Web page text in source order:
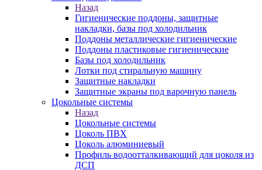
Назад
Гигиенические поддоны, защитные
накладки, базы под холодильник
Поддоны металлические гигиенические
Поддоны пластиковые гигиенические
Базы под холодильник
Лотки под стиральную машину
Защитные накладки
Защитные экраны под варочную панель
Цокольные системы
Назад
Цокольные системы
Цоколь ПВХ
Цоколь алюминиевый
Профиль водоотталкивающий для цоколя из
ДСП